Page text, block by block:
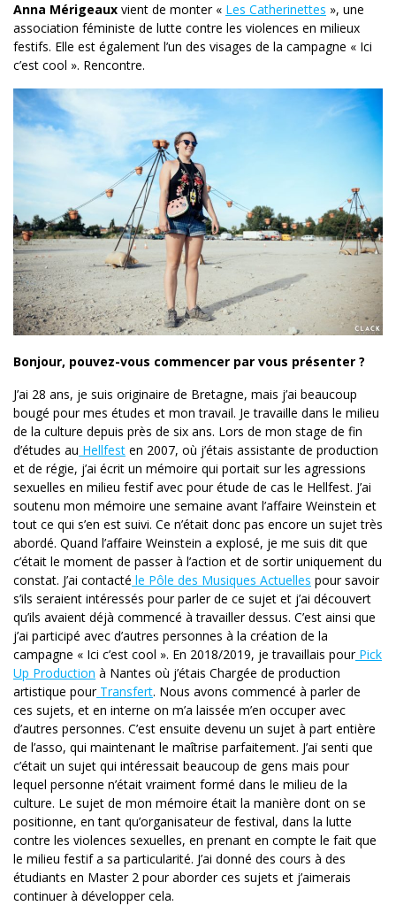
Anna Mérigeaux vient de monter « Les Catherinettes », une
association féministe de lutte contre les violences en milieux
festifs. Elle est également l’un des visages de la campagne « Ici
c’est cool ». Rencontre.
Bonjour, pouvez-vous commencer par vous présenter ?
J’ai 28 ans, je suis originaire de Bretagne, mais j’ai beaucoup
bougé pour mes études et mon travail. Je travaille dans le milieu
de la culture depuis près de six ans. Lors de mon stage de fin
d’études au Hellfest en 2007, où j’étais assistante de production
et de régie, j’ai écrit un mémoire qui portait sur les agressions
sexuelles en milieu festif avec pour étude de cas le Hellfest. J’ai
soutenu mon mémoire une semaine avant l’affaire Weinstein et
tout ce qui s’en est suivi. Ce n’était donc pas encore un sujet très
abordé. Quand l’affaire Weinstein a explosé, je me suis dit que
c’était le moment de passer à l’action et de sortir uniquement du
constat. J’ai contacté le Pôle des Musiques Actuelles pour savoir
s’ils seraient intéressés pour parler de ce sujet et j’ai découvert
qu’ils avaient déjà commencé à travailler dessus. C’est ainsi que
j’ai participé avec d’autres personnes à la création de la
campagne « Ici c’est cool ». En 2018/2019, je travaillais pourPick
Up Production à Nantes où j’étais Chargée de production
artistique pourTransfert. Nous avons commencé à parler de
ces sujets, et en interne on m’a laissée m’en occuper avec
d’autres personnes. C’est ensuite devenu un sujet à part entière
de l’asso, qui maintenant le maîtrise parfaitement. J’ai senti que
c’était un sujet qui intéressait beaucoup de gens mais pour
lequel personne n’était vraiment formé dans le milieu de la
culture. Le sujet de mon mémoire était la manière dont on se
positionne, en tant qu’organisateur de festival, dans la lutte
contre les violences sexuelles, en prenant en compte le fait que
le milieu festif a sa particularité. J’ai donné des cours à des
étudiants en Master 2 pour aborder ces sujets et j’aimerais
continuer à développer cela.